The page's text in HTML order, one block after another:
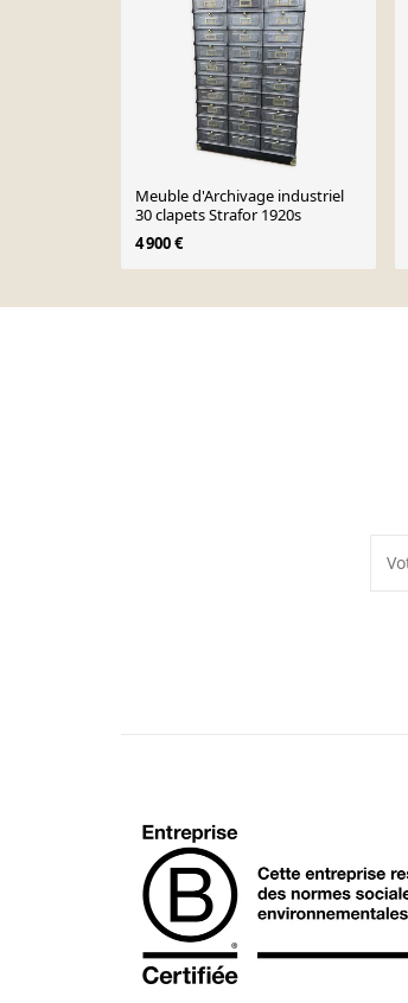
Meuble d'Archivage industriel
30 clapets Strafor 1920s
4 900 €